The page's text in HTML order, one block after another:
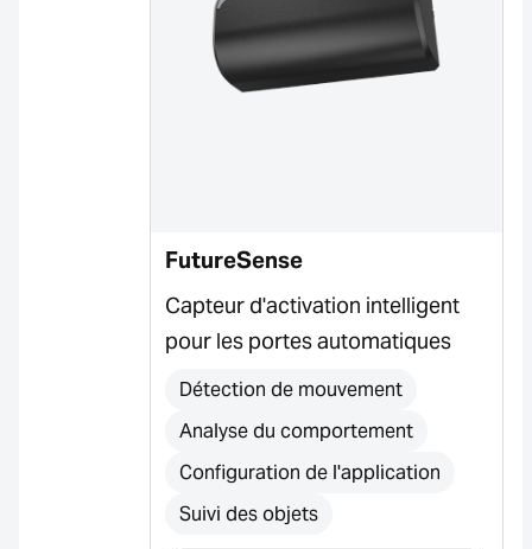
FutureSense
Capteur d'activation intelligent
pour les portes automatiques
Détection de mouvement
Analyse du comportement
Configuration de l'application
Suivi des objets